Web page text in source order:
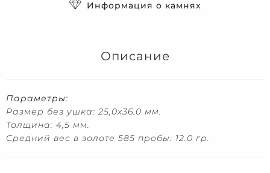
Информация о камнях
Описание
Параметры:
Размер без ушка: 25,0x36.0 мм.
Толщина: 4,5 мм.
Средний вес в золоте 585 пробы: 12.0 гр.